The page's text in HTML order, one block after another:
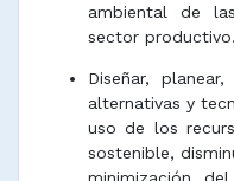
ambiental de
sector productivo.
Diseñar,
alternativas y
uso de los
sostenible,
minimización